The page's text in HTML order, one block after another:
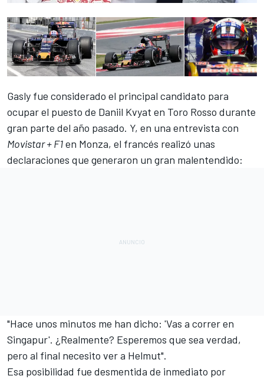
Gasly fue considerado el principal candidato para
ocupar el puesto de Daniil Kvyat en Toro Rosso durante
gran parte del año pasado. Y, en una entrevista con
Movistar + F1en Monza, el francés realizó unas
declaraciones que generaron un gran malentendido:
"Hace unos minutos me han dicho: 'Vas a correr en
Singapur'. ¿Realmente? Esperemos que sea verdad,
pero al final necesito ver a Helmut".
Esa posibilidad fue desmentida de inmediato por